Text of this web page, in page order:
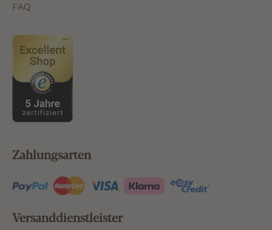
FAQ
Zahlungsarten
Versanddienstleister